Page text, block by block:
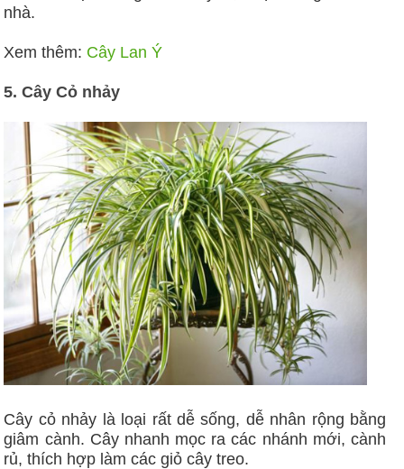
nhà.
Xem thêm: Cây Lan Ý
5. Cây Cỏ nhảy
Cây cỏ nhảy là loại rất dễ sống, dễ nhân rộng bằng
giâm cành. Cây nhanh mọc ra các nhánh mới, cành
rủ, thích hợp làm các giỏ cây treo.